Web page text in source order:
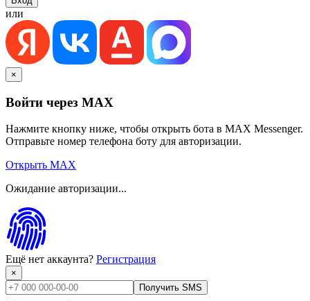
или
×
Войти через MAX
Нажмите кнопку ниже, чтобы открыть бота в MAX Messenger.
Отправьте номер телефона боту для авторизации.
Открыть MAX
Ожидание авторизации...
Ещё нет аккаунта? Регистрация
×
Получить SMS